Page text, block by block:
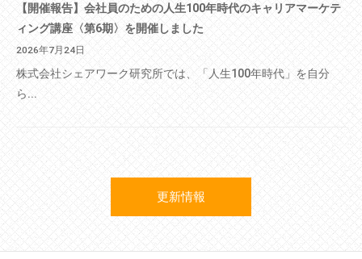
【開催報告】会社員のための人生100年時代のキャリアマーケテ
ィング講座〈第6期〉を開催しました
2026年7月24日
株式会社シェアワーク研究所では、「人生100年時代」を自分
ら...
更新情報